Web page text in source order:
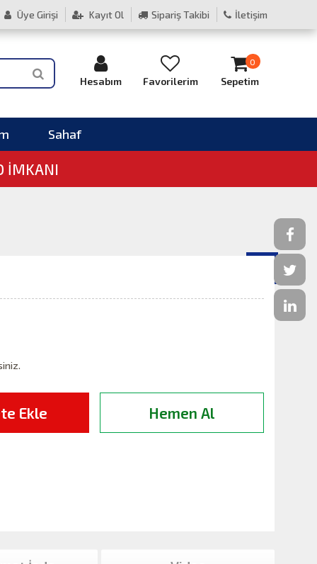
Üye Girişi Kayıt Ol Sipariş Takibi İletişim
Hesabım Favorilerim Sepetim
0
Sahaf
İMKANI
Ekle Hemen Al